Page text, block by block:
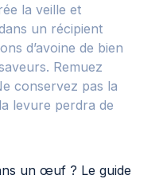
la veille et
un récipient
d’avoine de bien
Remuez
conservez pas la
levure perdra de
un œuf ? Le guide